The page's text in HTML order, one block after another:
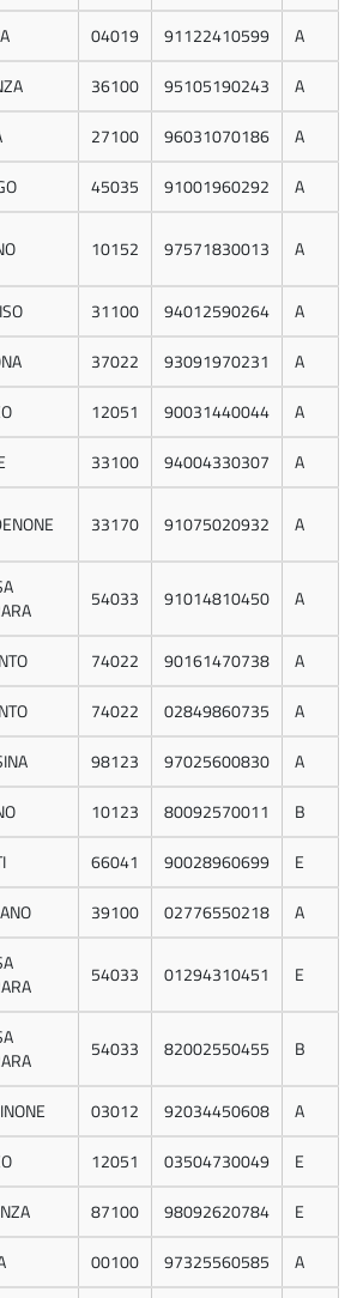
04019 91122410599
A
36100 95105190243
A
27100 96031070186
A
45035 91001960292
A
10152 97571830013 A
31100 94012590264
A
37022 93091970231
A
12051 90031440044
A
33100 94004330307
A
33170 91075020932 A
54033 91014810450 A
74022 90161470738
A
74022 02849860735
A
98123 97025600830
A
10123 80092570011
B
66041 90028960699
E
39100 02776550218 A
54033 01294310451 E
54033 82002550455 B
03012 92034450608
A
12051 03504730049
E
87100 98092620784
E
00100 97325560585
A